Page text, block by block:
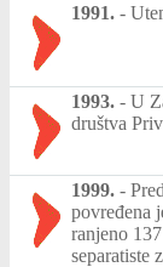
1991. -
1993. - U
društva
1999. -
povređena
ranjeno
separatiste